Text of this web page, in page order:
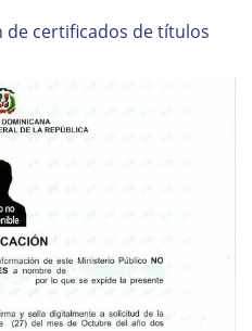
de certificados de títulos